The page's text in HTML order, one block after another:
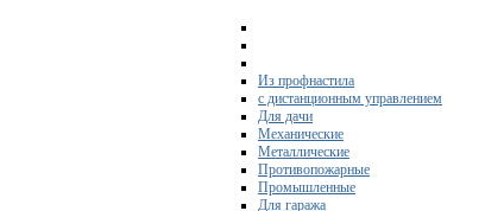
Из профнастила
с дистанционным управлением
Для дачи
Механические
Металлические
Противопожарные
Промышленные
Для гаража